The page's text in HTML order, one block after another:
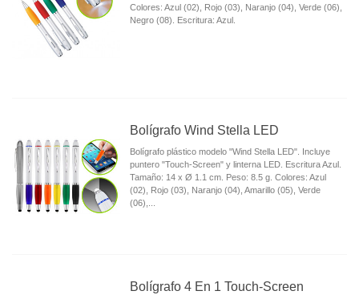
Colores: Azul (02), Rojo (03), Naranjo (04), Verde (06),
Negro (08). Escritura: Azul.
Bolígrafo Wind Stella LED
Bolígrafo plástico modelo "Wind Stella LED". Incluye
puntero "Touch-Screen" y linterna LED. Escritura Azul.
Tamaño: 14 x Ø 1.1 cm. Peso: 8.5 g. Colores: Azul
(02), Rojo (03), Naranjo (04), Amarillo (05), Verde
(06),...
Bolígrafo 4 En 1 Touch-Screen